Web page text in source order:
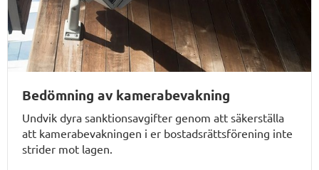
Bedömning av kamerabevakning
Undvik dyra sanktionsavgifter genom att säkerställa
att kamerabevakningen i er bostadsrättsförening inte
strider mot lagen.